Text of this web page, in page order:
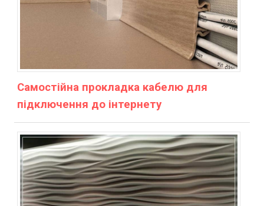
Самостійна прокладка кабелю для
підключення до інтернету